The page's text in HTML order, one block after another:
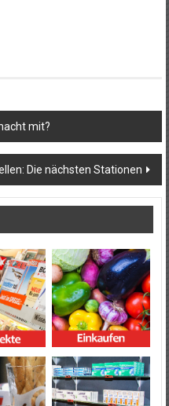
mit?
Die nächsten Stationen